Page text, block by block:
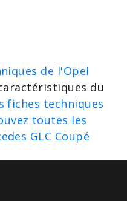
de l'Opel
du
fiches techniques
toutes les
GLC Coupé